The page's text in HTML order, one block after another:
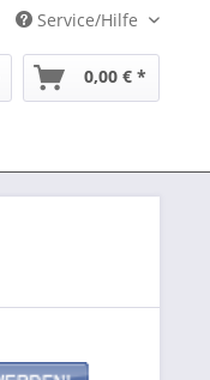
Service/Hilfe
0,00 € *